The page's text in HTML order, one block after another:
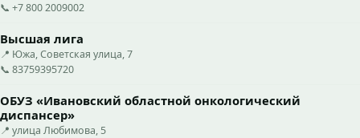
📞 +7 800 2009002
Высшая лига
📍 Южа, Советская улица, 7
📞 83759395720
ОБУЗ «Ивановский областной онкологический
диспансер»
📍 улица Любимова, 5